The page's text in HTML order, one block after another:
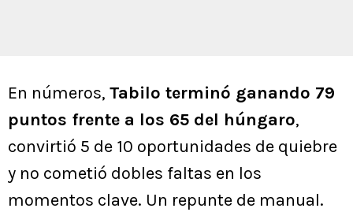
En números, Tabilo terminó ganando 79
puntos frente a los 65 del húngaro,
convirtió 5 de 10 oportunidades de quiebre
y no cometió dobles faltas en los
momentos clave. Un repunte de manual.